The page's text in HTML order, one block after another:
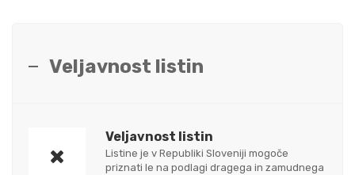
Veljavnost listin
Veljavnost listin
Listine je v Republiki Sloveniji mogoče
priznati le na podlagi dragega in zamudnega